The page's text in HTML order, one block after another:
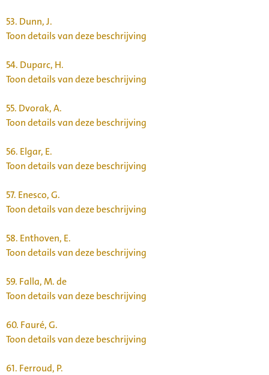
53. Dunn, J.
Toon details van deze beschrijving
54. Duparc, H.
Toon details van deze beschrijving
55. Dvorak, A.
Toon details van deze beschrijving
56. Elgar, E.
Toon details van deze beschrijving
57. Enesco, G.
Toon details van deze beschrijving
58. Enthoven, E.
Toon details van deze beschrijving
59. Falla, M. de
Toon details van deze beschrijving
60. Fauré, G.
Toon details van deze beschrijving
61. Ferroud, P.